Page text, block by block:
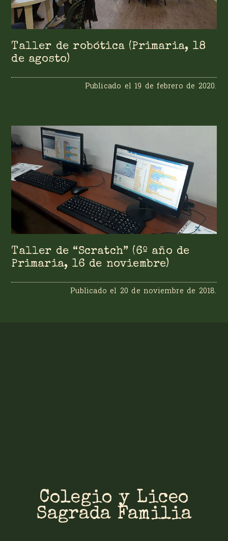
Taller de robótica (Primaria, 18
de agosto)
Publicado el 19 de febrero de 2020
Taller de “Scratch” (6º año de
Primaria, 16 de noviembre)
Publicado el 20 de noviembre de 2018
Colegio y Liceo
Sagrada Familia